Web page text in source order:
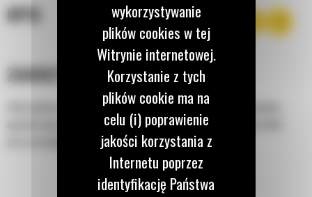
OPIS
ZAKRZYWIONA ODKŁADNICA
Zakrzywiona odkładnica roluje i składa śnieg podczas zgarniania,
ograniczając do minimum przywieranie śniegu do jej powierzchni
oraz przesypywanie się go nad krawędzią górną.
wykorzystywanie
plików cookies w tej
Witrynie internetowej.
Korzystanie z tych
plików cookie ma na
celu (i) poprawienie
jakości korzystania z
Internetu poprzez
identyfikację Państwa